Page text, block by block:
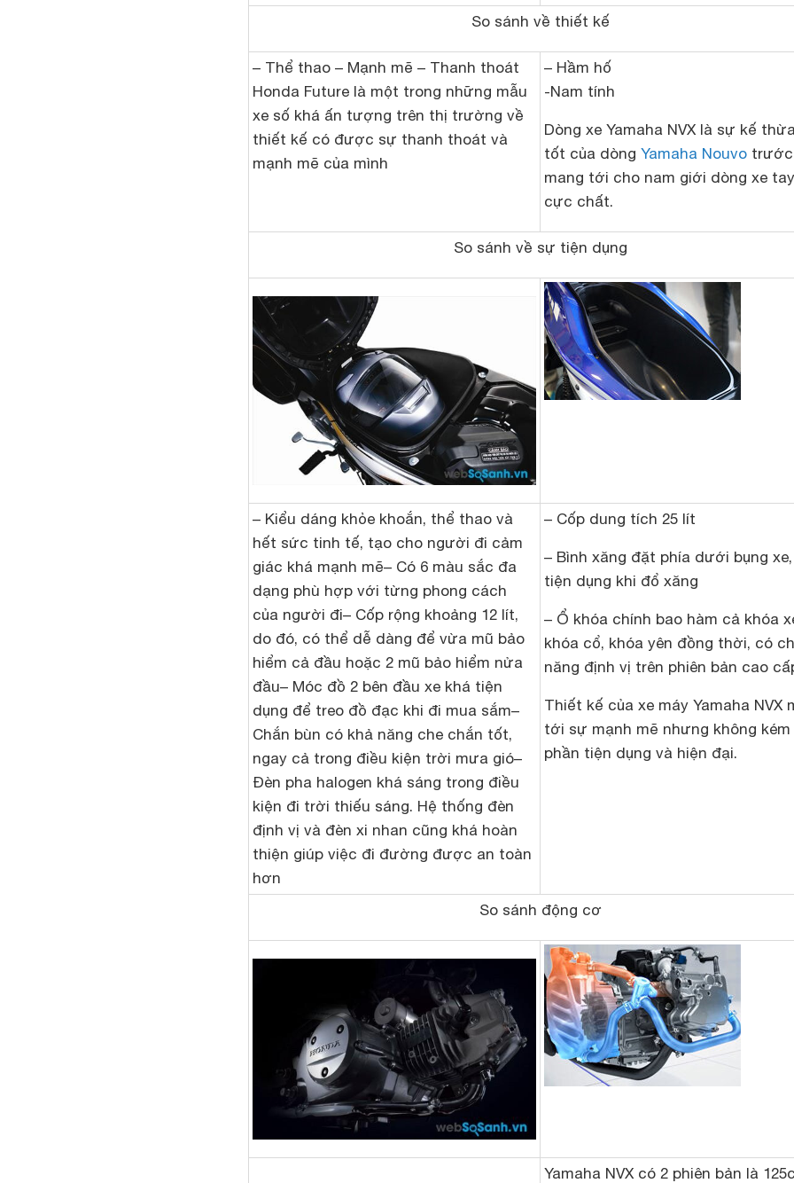
So sánh về thiết kế
– Thể thao – Mạnh mẽ – Thanh thoát
Honda Future là một trong những mẫu
xe số khá ấn tượng trên thị trường về
thiết kế có được sự thanh thoát và
mạnh mẽ của mình
– Hầm hố
-Nam tính
Dòng xe Yamaha NVX là sự kế
tốt của dòng Yamaha Nouvo trước
mang tới cho nam giới dòng xe
cực chất.
So sánh về sự tiện dụng
– Kiểu dáng khỏe khoắn, thể thao và
hết sức tinh tế, tạo cho người đi cảm
giác khá mạnh mẽ– Có 6 màu sắc đa
dạng phù hợp với từng phong cách
của người đi– Cốp rộng khoảng 12 lít,
do đó, có thể dễ dàng để vừa mũ bảo
hiểm cả đầu hoặc 2 mũ bảo hiểm nửa
đầu– Móc đồ 2 bên đầu xe khá tiện
dụng để treo đồ đạc khi đi mua sắm–
Chắn bùn có khả năng che chắn tốt,
ngay cả trong điều kiện trời mưa gió–
Đèn pha halogen khá sáng trong điều
kiện đi trời thiếu sáng. Hệ thống đèn
định vị và đèn xi nhan cũng khá hoàn
thiện giúp việc đi đường được an toàn
hơn
– Cốp dung tích 25 lít
– Bình xăng đặt phía dưới bụng
tiện dụng khi đổ xăng
– Ổ khóa chính bao hàm cả khóa
khóa cổ, khóa yên đồng thời, có
năng định vị trên phiên bản cao
Thiết kế của xe máy Yamaha NVX
tới sự mạnh mẽ nhưng không kém
phần tiện dụng và hiện đại.
So sánh động cơ
Yamaha NVX có 2 phiên bản là